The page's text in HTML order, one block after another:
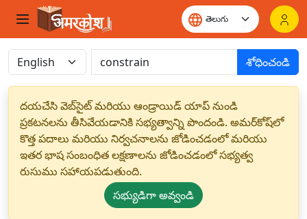
శోధించండి
దయచేసి వెబ్‌సైట్ మరియు ఆండ్రాయిడ్ యాప్ నుండి
ప్రకటనలను తీసివేయడానికి సభ్యత్వాన్ని పొందండి. అమర్‌కోష్‌లో
కొత్త పదాలు మరియు నిర్వచనాలను జోడించడంలో మరియు
ఇతర భాష సంబంధిత లక్షణాలను జోడించడంలో సభ్యత్వ
రుసుము సహాయపడుతుంది.
సభ్యుడిగా అవ్వండి